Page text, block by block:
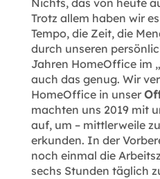
Nichts, das von heute
Trotz allem haben wir
Tempo, die Zeit, die
durch unseren
Jahren HomeOffice im
auch das genug. Wir
HomeOffice in unser
machten uns 2019 mit
auf, um – mittlerweile
erkunden. In der
noch einmal die
sechs Stunden täglich